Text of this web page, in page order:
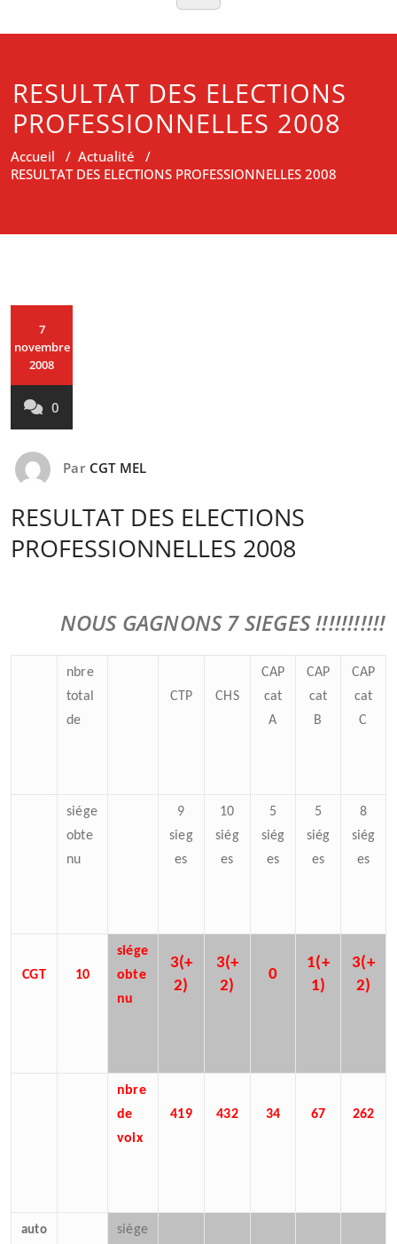
RESULTAT DES ELECTIONS
PROFESSIONNELLES 2008
Accueil / Actualité /
RESULTAT DES ELECTIONS PROFESSIONNELLES 2008
7
novembre
2008
0
Par CGT MEL
RESULTAT DES ELECTIONS
PROFESSIONNELLES 2008
NOUS GAGNONS 7 SIEGES !!!!!!!!!!!
nbre
total
de
CTP CHS
CAP
cat
A
CAP
cat
B
CAP
cat
C
siége
obte
nu
9
sieg
es
10
siég
es
5
siég
es
5
siég
es
8
siég
es
CGT 10
siége
obte
nu
3(+
2)
3(+
2)
0
1(+
1)
3(+
2)
nbre
de
voix
419 432 34 67 262
auto
siége